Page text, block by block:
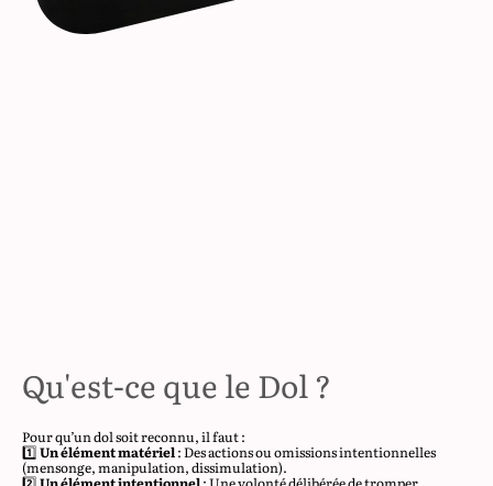
Qu'est-ce que le Dol ?
Pour qu’un dol soit reconnu, il faut :
1️⃣Un élément matériel: Des actions ou omissions intentionnelles
(mensonge, manipulation, dissimulation).